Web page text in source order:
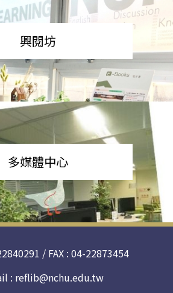
興閱坊
多媒體中心
/ FAX : 04-22873454
: reflib@nchu.edu.tw